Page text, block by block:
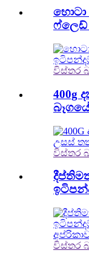
හොටා
ෆ්ලෙඩ්
විස්තර
400g
බෑගයේ
විස්තර
විස්තර